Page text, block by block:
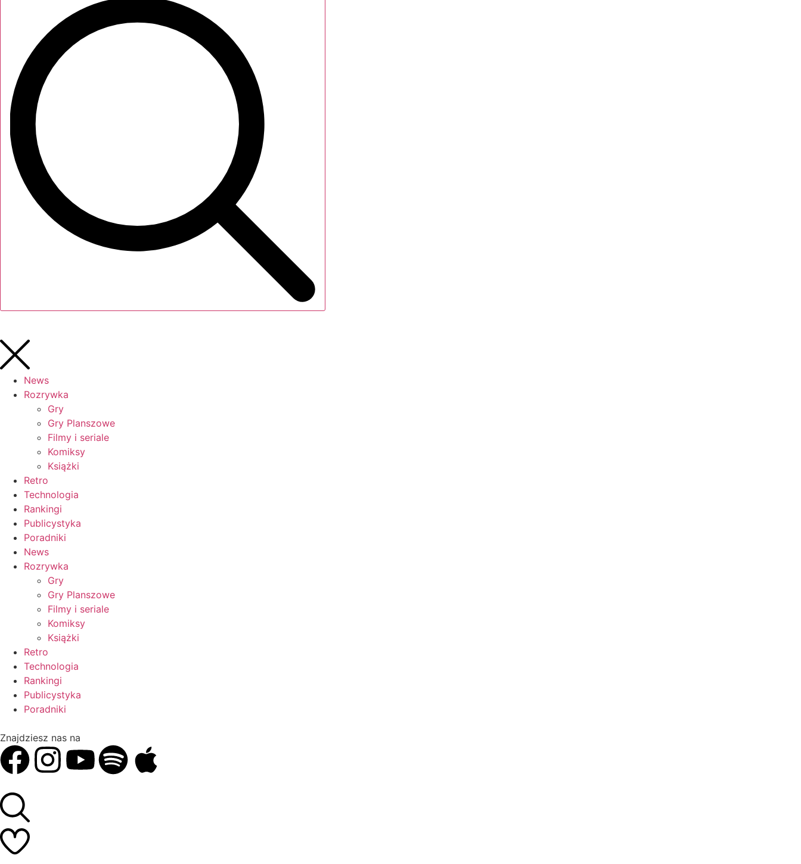
News
Rozrywka
Gry
Gry Planszowe
Filmy i seriale
Komiksy
Książki
Retro
Technologia
Rankingi
Publicystyka
Poradniki
News
Rozrywka
Gry
Gry Planszowe
Filmy i seriale
Komiksy
Książki
Retro
Technologia
Rankingi
Publicystyka
Poradniki
Znajdziesz nas na